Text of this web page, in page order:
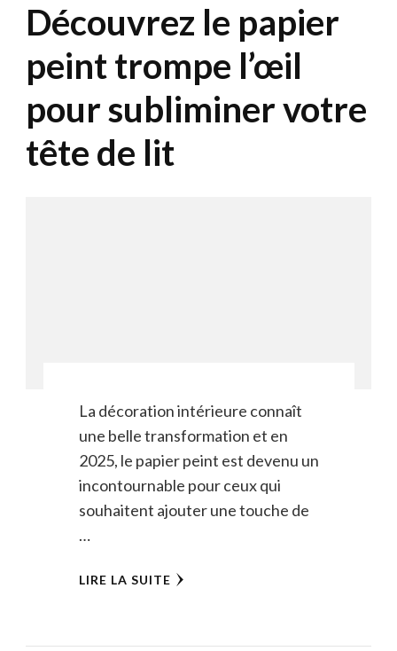
Découvrez le papier
peint trompe l’œil
pour subliminer votre
tête de lit
La décoration intérieure connaît
une belle transformation et en
2025, le papier peint est devenu un
incontournable pour ceux qui
souhaitent ajouter une touche de
…
LIRE LA SUITE